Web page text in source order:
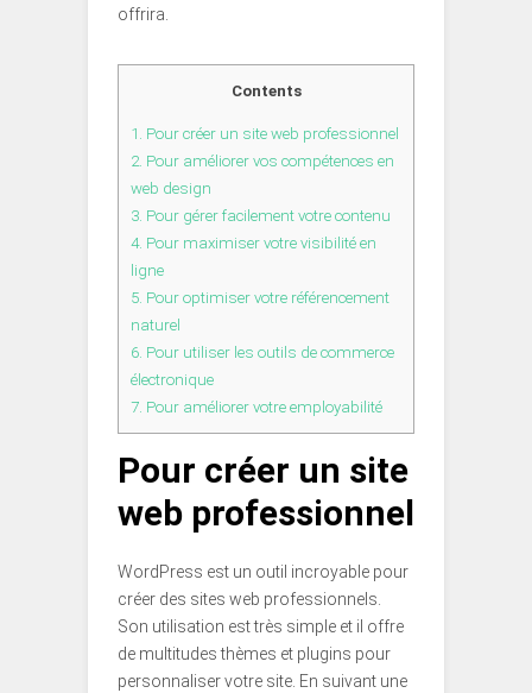
offrira.
Contents
1. Pour créer un site web professionnel
2. Pour améliorer vos compétences en
web design
3. Pour gérer facilement votre contenu
4. Pour maximiser votre visibilité en
ligne
5. Pour optimiser votre référencement
naturel
6. Pour utiliser les outils de commerce
électronique
7. Pour améliorer votre employabilité
Pour créer un site
web professionnel
WordPress est un outil incroyable pour
créer des sites web professionnels.
Son utilisation est très simple et il offre
de multitudes thèmes et plugins pour
personnaliser votre site. En suivant une